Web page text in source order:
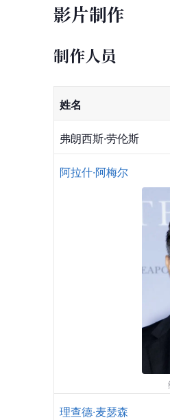
影片制作
制作人员
姓名
弗朗西斯·劳伦斯
阿拉什·阿梅尔
理查德·麦瑟森